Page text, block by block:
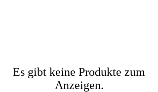
Es gibt keine Produkte zum
Anzeigen.